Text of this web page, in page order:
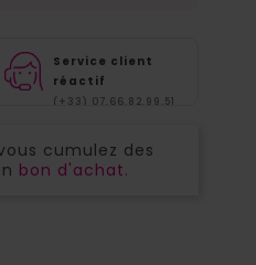
Service client
réactif
(+33) 07.66.82.99.51
cumulez des
bon d'achat.